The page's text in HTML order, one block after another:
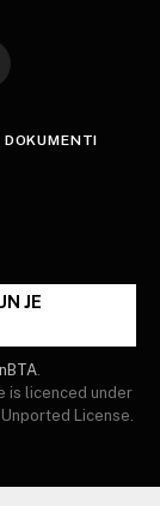
JE
nBTA.
is licenced under
License.